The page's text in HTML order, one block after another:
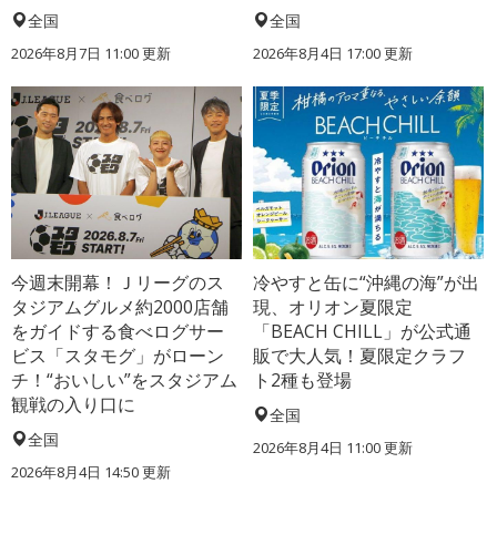
全国
2026年8月7日 11:00更新
全国
2026年8月4日 17:00更新
今週末開幕！Ｊリーグのス
タジアムグルメ約2000店舗
をガイドする食べログサー
ビス「スタモグ」がローン
チ！“おいしい”をスタジアム
観戦の入り口に
全国
2026年8月4日 14:50更新
冷やすと缶に“沖縄の海”が出
現、オリオン夏限定
「BEACH CHILL」が公式通
販で大人気！夏限定クラフ
ト2種も登場
全国
2026年8月4日 11:00更新